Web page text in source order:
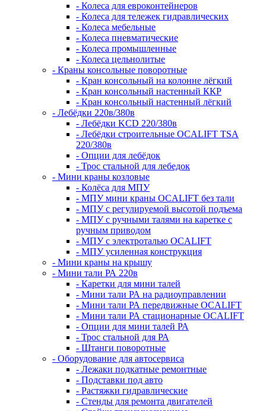
- Колеса для евроконтейнеров
- Колеса для тележек гидравлических
- Колеса мебельные
- Колеса пневматические
- Колеса промышленные
- Колеса цельнолитые
- Краны консольные поворотные
- Кран консольный на колонне лёгкий
- Кран консольный настенный ККР
- Кран консольный настенный лёгкий
- Лебёдки 220в/380в
- Лебёдки KCD 220/380в
- Лебёдки строительные OCALIFT TSA
220/380в
- Опции для лебёдок
- Трос стальной для лебедок
- Мини краны козловые
- Колёса для МПУ
- МПУ мини краны OCALIFT без тали
- МПУ с регулируемой высотой подъема
- МПУ с ручными талями на каретке с
ручным приводом
- МПУ с электроталью OCALIFT
- МПУ усиленная конструкция
- Мини краны на крышу
- Мини тали РА 220в
- Каретки для мини талей
- Мини тали РА на радиоуправлении
- Мини тали РА передвижные OCALIFT
- Мини тали РА стационарные OCALIFT
- Опции для мини талей РА
- Трос стальной для РА
- Штанги поворотные
- Оборудование для автосервиса
- Лежаки подкатные ремонтные
- Подставки под авто
- Растяжки гидравлические
- Стенды для ремонта двигателей